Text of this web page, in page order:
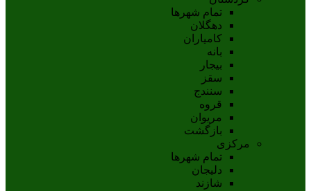
تمام شهر‌ها
دهگلان
کامیاران
بانه
بيجار
سقز
سنندج
قروه
مريوان
بازگشت
مرکزی
تمام شهر‌ها
دلیجان
شازند